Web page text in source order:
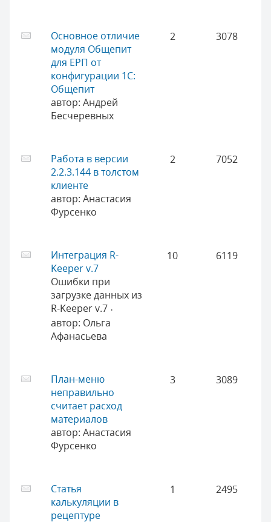
Основное отличие
модуля Общепит
для ЕРП от
конфигурации 1С:
Общепит
автор: Андрей
Бесчеревных
2 3078
Работа в версии
2.2.3.144 в толстом
клиенте
автор: Анастасия
Фурсенко
2 7052
Интеграция R-
Keeper v.7
Ошибки при
загрузке данных из
R-Keeper v.7 ·
автор: Ольга
Афанасьева
10 6119
План-меню
неправильно
считает расход
материалов
автор: Анастасия
Фурсенко
3 3089
Статья
калькуляции в
рецептуре
1 2495